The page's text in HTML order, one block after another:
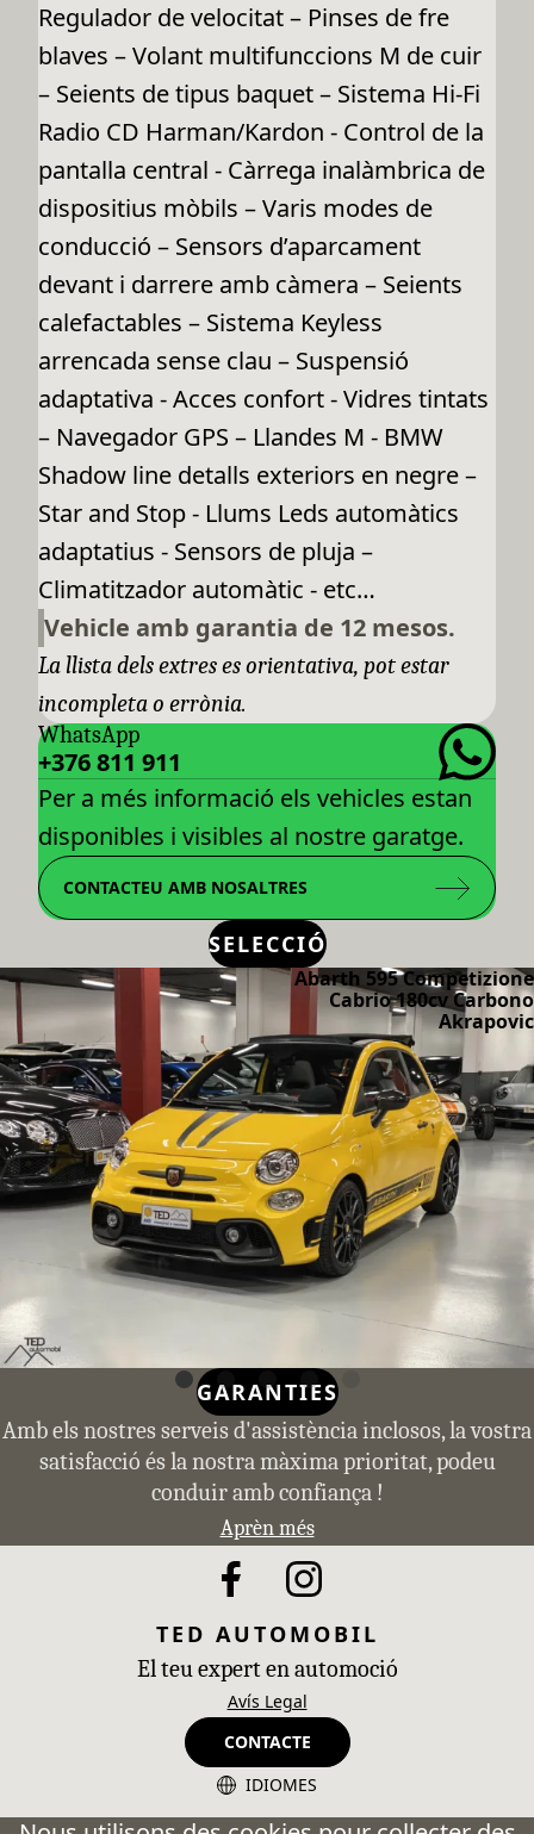
Regulador de velocitat – Pinses de fre
blaves – Volant multifunccions M de cuir
– Seients de tipus baquet – Sistema Hi-Fi
Radio CD Harman/Kardon - Control de la
pantalla central - Càrrega inalàmbrica de
dispositius mòbils – Varis modes de
conducció – Sensors d’aparcament
devant i darrere amb càmera – Seients
calefactables – Sistema Keyless
arrencada sense clau – Suspensió
adaptativa - Acces confort - Vidres tintats
– Navegador GPS – Llandes M - BMW
Shadow line detalls exteriors en negre –
Star and Stop - Llums Leds automàtics
adaptatius - Sensors de pluja –
Climatitzador automàtic - etc…
Vehicle amb garantia de 12 mesos.
La llista dels extres es orientativa, pot estar
incompleta o errònia.
WhatsApp
+376 811 911
Per a més informació els vehicles estan
disponibles i visibles al nostre garatge.
CONTACTEU AMB NOSALTRES
SELECCIÓ
Abarth 595 Competizione
Cabrio 180cv Carbono
Akrapovic
GARANTIES
Amb els nostres serveis d'assistència inclosos, la vostra
satisfacció és la nostra màxima prioritat, podeu
conduir amb confiança !
Aprèn més
TED AUTOMOBIL
El teu expert en automoció
Avís Legal
CONTACTE
IDIOMES
CA - Catalán